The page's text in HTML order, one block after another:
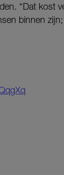
“Dat kost
binnen